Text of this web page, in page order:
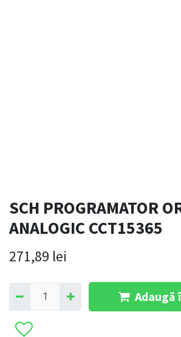
SCH PROGRAMATOR
ANALOGIC CCT15365
271,89 lei
Adaugă